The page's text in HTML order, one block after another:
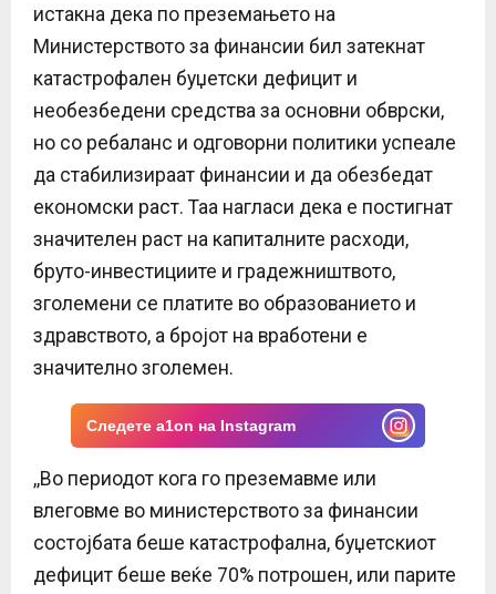
истакна дека по преземањето на
Министерството за финансии бил затекнат
катастрофален буџетски дефицит и
необезбедени средства за основни обврски,
но со ребаланс и одговорни политики успеале
да стабилизираат финансии и да обезбедат
економски раст. Таа нагласи дека е постигнат
значителен раст на капиталните расходи,
бруто-инвестициите и градежништвото,
зголемени се платите во образованието и
здравството, а бројот на вработени е
значително зголемен.
Следете a1on на Instagram
,,Во периодот кога го преземавме или
влеговме во министерството за финансии
состојбата беше катастрофална, буџетскиот
дефицит беше веќе 70% потрошен, или парите